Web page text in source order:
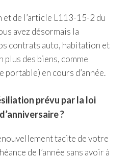
et de l’article L113-15-2 du
avez désormais la
contrats auto, habitation et
plus des biens, comme
portable) en cours d’année.
prévu par la loi
?
tacite de votre
de l’année sans avoir à